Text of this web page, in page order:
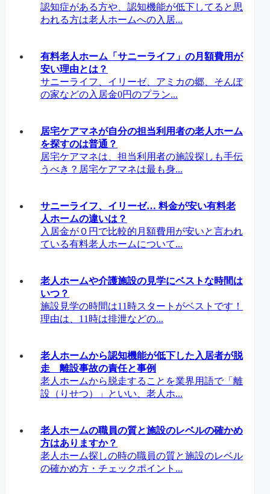
認知症がある方や、認知機能が低下してると思
われる方は老人ホームへの入居...
有料老人ホーム「サニーライフ」の月額費用が
安い理由とは？
サニーライフ、イリーゼ、アミカの郷、そんぽ
の家などの入居金0円のプラン...
居宅ケアマネが自分の担当利用者の老人ホーム
を探すのは普通？
居宅ケアマネは、担当利用者の施設探しも手伝
うべき？居宅ケアマネは最も身...
サニーライフ、イリーゼ… 料金が安い有料老
人ホームの違いは？
入居金が０円で比較的月額費用が安いと言われ
ている有料老人ホームについて...
老人ホームや介護施設の見学にベストな時間は
いつ？
施設見学の時間は11時スタートがベストです！
理由は、11時は排泄などの...
老人ホームから認知機能が低下した入居者が脱
走 離設事故の責任と事例
老人ホームから脱走することを業界用語で「離
設（りせつ）」といい、老人ホ...
老人ホームの職員の質と施設のレベルの確かめ
方はありますか？
老人ホーム探しの時の職員の質と施設のレベル
の確かめ方・チェックポイント...